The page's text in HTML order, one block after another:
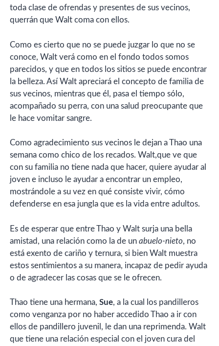
toda clase de ofrendas y presentes de sus vecinos,
querrán que Walt coma con ellos.
Como es cierto que no se puede juzgar lo que no se
conoce, Walt verá como en el fondo todos somos
parecidos, y que en todos los sitios se puede encontrar
la belleza. Así Walt apreciará el concepto de familia de
sus vecinos, mientras que él, pasa el tiempo sólo,
acompañado su perra, con una salud preocupante que
le hace vomitar sangre.
Como agradecimiento sus vecinos le dejan a Thao una
semana como chico de los recados. Walt,que ve que
con su familia no tiene nada que hacer, quiere ayudar al
joven e incluso le ayudar a encontrar un empleo,
mostrándole a su vez en qué consiste vivir, cómo
defenderse en esa jungla que es la vida entre adultos.
Es de esperar que entre Thao y Walt surja una bella
amistad, una relación como la de un abuelo-nieto, no
está exento de cariño y ternura, si bien Walt muestra
estos sentimientos a su manera, incapaz de pedir ayuda
o de agradecer las cosas que se le ofrecen.
Thao tiene una hermana, Sue, a la cual los pandilleros
como venganza por no haber accedido Thao a ir con
ellos de pandillero juvenil, le dan una reprimenda. Walt
que tiene una relación especial con el joven cura del